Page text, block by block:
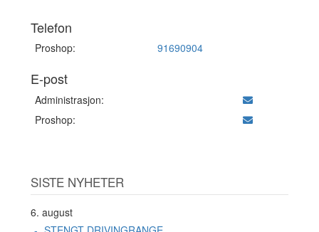
Telefon
Proshop: 91690904
E-post
Administrasjon:
Proshop:
SISTE NYHETER
6. august